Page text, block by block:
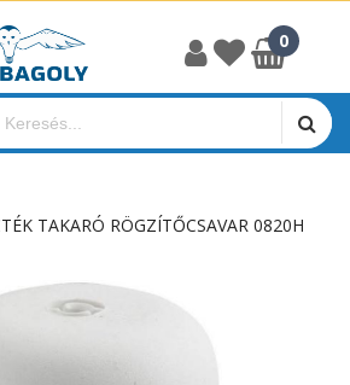
TAKARÓ RÖGZÍTŐCSAVAR 0820H